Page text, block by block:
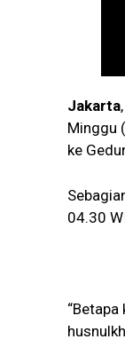
Jakarta,
Minggu
ke
04.30